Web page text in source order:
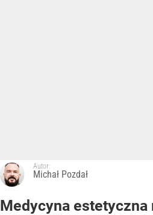
Autor:
Michał Pozdał
Medycyna estetyczna